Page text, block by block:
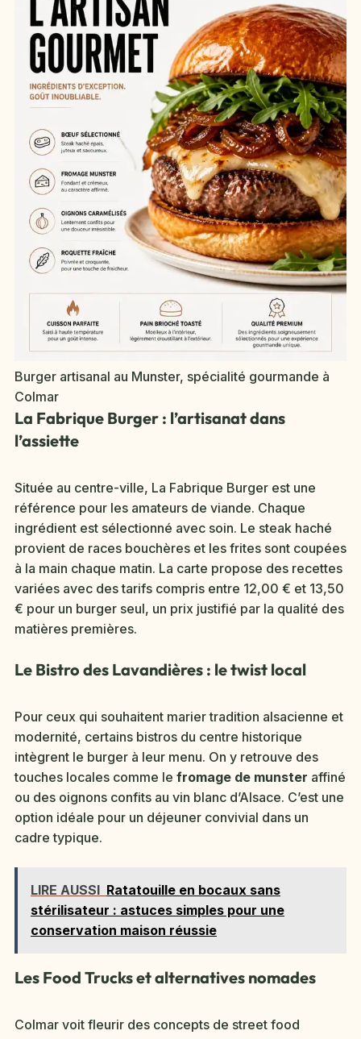
Burger artisanal au Munster, spécialité gourmande à
Colmar
La Fabrique Burger : l’artisanat dans
l’assiette
Située au centre-ville, La Fabrique Burger est une
référence pour les amateurs de viande. Chaque
ingrédient est sélectionné avec soin. Le steak haché
provient de races bouchères et les frites sont coupées
à la main chaque matin. La carte propose des recettes
variées avec des tarifs compris entre 12,00 € et 13,50
€ pour un burger seul, un prix justifié par la qualité des
matières premières.
Le Bistro des Lavandières : le twist local
Pour ceux qui souhaitent marier tradition alsacienne et
modernité, certains bistros du centre historique
intègrent le burger à leur menu. On y retrouve des
touches locales comme le fromage de munster affiné
ou des oignons confits au vin blanc d’Alsace. C’est une
option idéale pour un déjeuner convivial dans un
cadre typique.
LIRE AUSSI Ratatouille en bocaux sans
stérilisateur : astuces simples pour une
conservation maison réussie
Les Food Trucks et alternatives nomades
Colmar voit fleurir des concepts de street food